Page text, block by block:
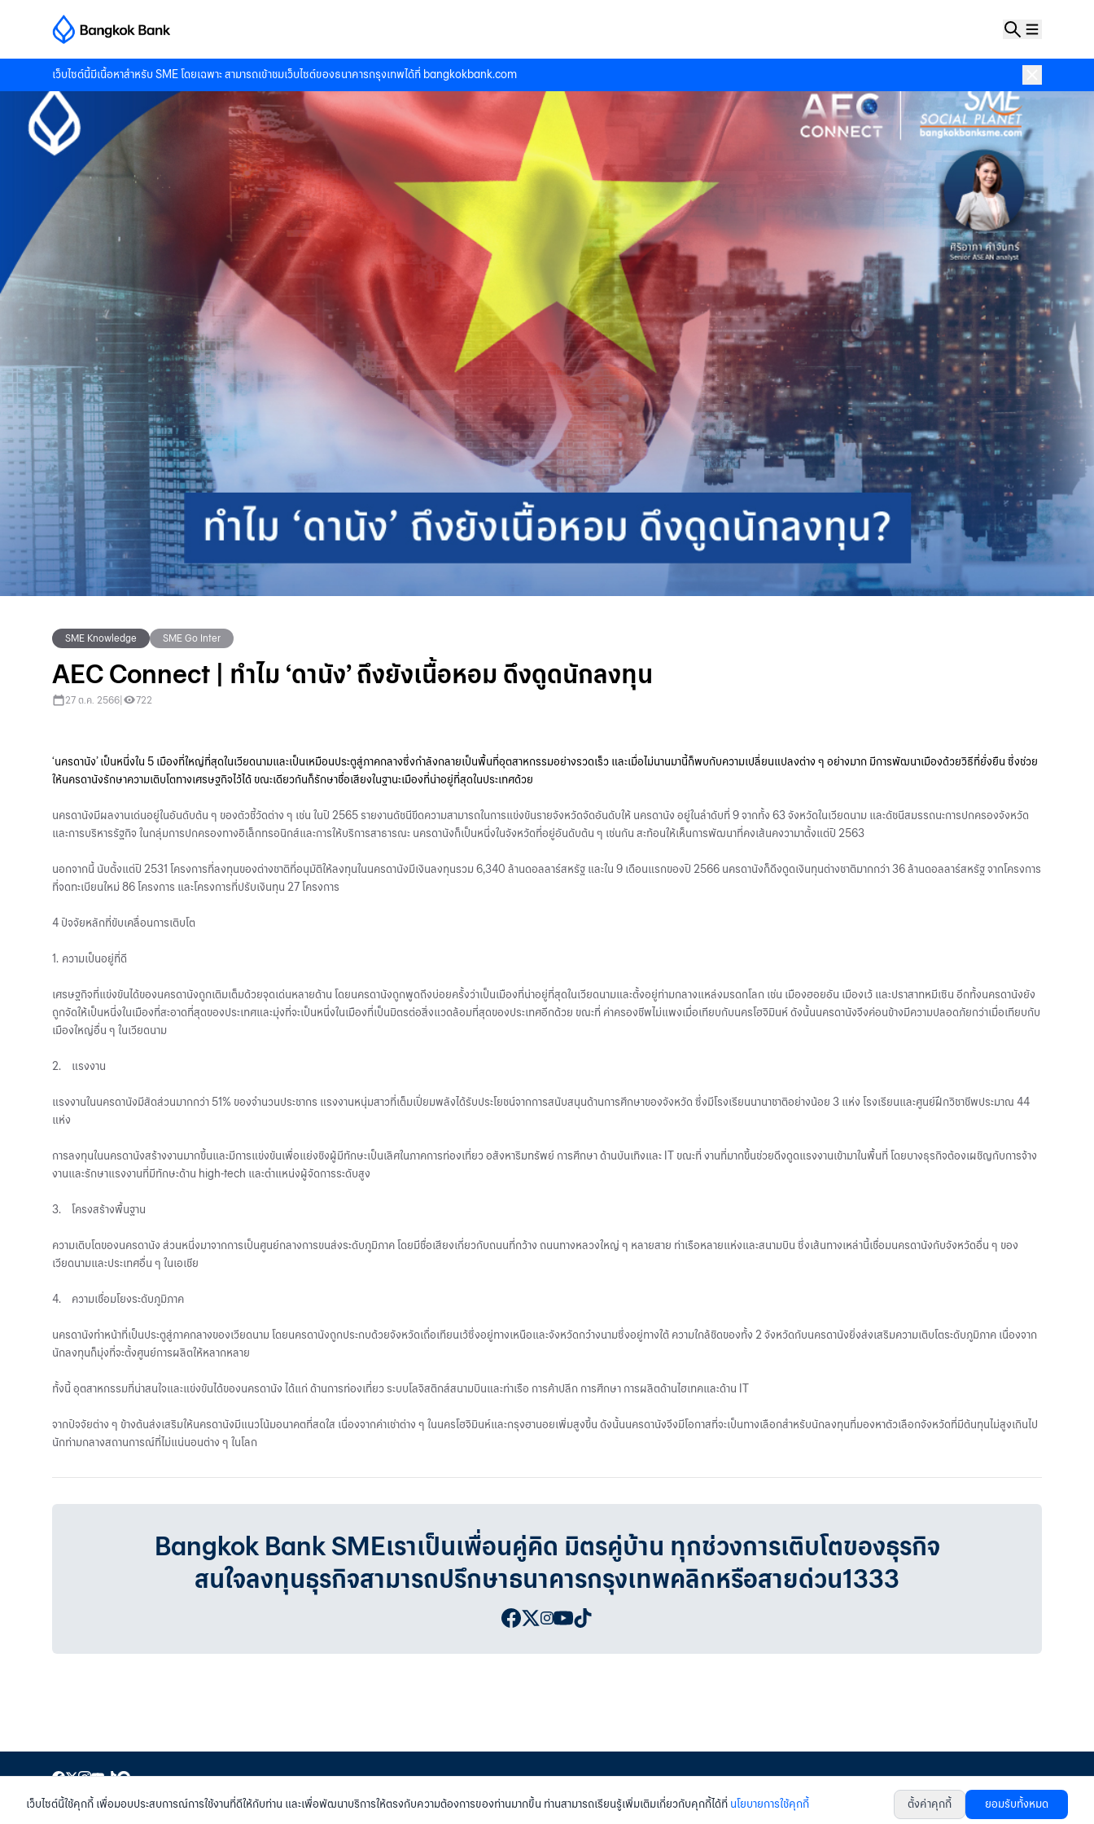
เว็บไซต์นี้มีเนื้อหาสำหรับ SME โดยเฉพาะ สามารถเข้าชมเว็บไซต์ของธนาคารกรุงเทพได้ที่ bangkokbank.com
SME Knowledge SME Go Inter
AEC Connect | ทำไม ‘ดานัง’ ถึงยังเนื้อหอม ดึงดูดนักลงทุน
27 ต.ค. 2566 722
‘นครดานัง’ เป็นหนึ่งใน 5 เมืองที่ใหญ่ที่สุดในเวียดนามและเป็นเหมือนประตูสู่ภาคกลางซึ่งกำลังกลายเป็นพื้นที่อุตสาหกรรมอย่างรวดเร็ว และเมื่อไม่นานมานี้ก็พบกับความเปลี่ยนแปลงต่าง ๆ อย่างมาก มีการพัฒนาเมืองด้วยวิธีที่ยั่งยืน ซึ่งช่วย
ให้นครดานังรักษาความเติบโตทางเศรษฐกิจไว้ได้ ขณะเดียวกันก็รักษาชื่อเสียงในฐานะเมืองที่น่าอยู่ที่สุดในประเทศด้วย
นครดานังมีผลงานเด่นอยู่ในอันดับต้น ๆ ของตัวชี้วัดต่าง ๆ เช่น ในปี 2565 รายงานดัชนีขีดความสามารถในการแข่งขันรายจังหวัดจัดอันดับให้ นครดานัง อยู่ในลำดับที่ 9 จากทั้ง 63 จังหวัดในเวียดนาม และดัชนีสมรรถนะการปกครองจังหวัด
และการบริหารรัฐกิจ ในกลุ่มการปกครองทางอิเล็กทรอนิกส์และการให้บริการสาธารณะ นครดานังก็เป็นหนึ่งในจังหวัดที่อยู่อันดับต้น ๆ เช่นกัน สะท้อนให้เห็นการพัฒนาที่คงเส้นคงวามาตั้งแต่ปี 2563
นอกจากนี้ นับตั้งแต่ปี 2531 โครงการที่ลงทุนของต่างชาติที่อนุมัติให้ลงทุนในนครดานังมีเงินลงทุนรวม 6,340 ล้านดอลลาร์สหรัฐ และใน 9 เดือนแรกของปี 2566 นครดานังก็ดึงดูดเงินทุนต่างชาติมากกว่า 36 ล้านดอลลาร์สหรัฐ จากโครงการ
ที่จดทะเบียนใหม่ 86 โครงการ และโครงการที่ปรับเงินทุน 27 โครงการ
4 ปัจจัยหลักที่ขับเคลื่อนการเติบโต
1. ความเป็นอยู่ที่ดี
เศรษฐกิจที่แข่งขันได้ของนครดานังถูกเติมเต็มด้วยจุดเด่นหลายด้าน โดยนครดานังถูกพูดถึงบ่อยครั้งว่าเป็นเมืองที่น่าอยู่ที่สุดในเวียดนามและตั้งอยู่ท่ามกลางแหล่งมรดกโลก เช่น เมืองฮอยอัน เมืองเว้ และปราสาทหมีเซิน อีกทั้งนครดานังยัง
ถูกจัดให้เป็นหนึ่งในเมืองที่สะอาดที่สุดของประเทศและมุ่งที่จะเป็นหนึ่งในเมืองที่เป็นมิตรต่อสิ่งแวดล้อมที่สุดของประเทศอีกด้วย ขณะที่ ค่าครองชีพไม่แพงเมื่อเทียบกับนครโฮจิมินห์ ดังนั้นนครดานังจึงค่อนข้างมีความปลอดภัยกว่าเมื่อเทียบกับ
เมืองใหญ่อื่น ๆ ในเวียดนาม
2. แรงงาน
แรงงานในนครดานังมีสัดส่วนมากกว่า 51% ของจำนวนประชากร แรงงานหนุ่มสาวที่เต็มเปี่ยมพลังได้รับประโยชน์จากการสนับสนุนด้านการศึกษาของจังหวัด ซึ่งมีโรงเรียนนานาชาติอย่างน้อย 3 แห่ง โรงเรียนและศูนย์ฝึกวิชาชีพประมาณ 44
แห่ง
การลงทุนในนครดานังสร้างงานมากขึ้นและมีการแข่งขันเพื่อแย่งชิงผู้มีทักษะเป็นเลิศในภาคการท่องเที่ยว อสังหาริมทรัพย์ การศึกษา ด้านบันเทิงและ IT ขณะที่ งานที่มากขึ้นช่วยดึงดูดแรงงานเข้ามาในพื้นที่ โดยบางธุรกิจต้องเผชิญกับการจ้าง
งานและรักษาแรงงานที่มีทักษะด้าน high-tech และตำแหน่งผู้จัดการระดับสูง
3. โครงสร้างพื้นฐาน
ความเติบโตของนครดานัง ส่วนหนึ่งมาจากการเป็นศูนย์กลางการขนส่งระดับภูมิภาค โดยมีชื่อเสียงเกี่ยวกับถนนที่กว้าง ถนนทางหลวงใหญ่ ๆ หลายสาย ท่าเรือหลายแห่งและสนามบิน ซึ่งเส้นทางเหล่านี้เชื่อมนครดานังกับจังหวัดอื่น ๆ ของ
เวียดนามและประเทศอื่น ๆ ในเอเชีย
4. ความเชื่อมโยงระดับภูมิภาค
นครดานังทำหน้าที่เป็นประตูสู่ภาคกลางของเวียดนาม โดยนครดานังถูกประกบด้วยจังหวัดเถื่อเทียนเว้ซึ่งอยู่ทางเหนือและจังหวัดกว๋างนามซึ่งอยู่ทางใต้ ความใกล้ชิดของทั้ง 2 จังหวัดกับนครดานังยิ่งส่งเสริมความเติบโตระดับภูมิภาค เนื่องจาก
นักลงทุนก็มุ่งที่จะตั้งศูนย์การผลิตให้หลากหลาย
ทั้งนี้ อุตสาหกรรมที่น่าสนใจและแข่งขันได้ของนครดานัง ได้แก่ ด้านการท่องเที่ยว ระบบโลจิสติกส์สนามบินและท่าเรือ การค้าปลีก การศึกษา การผลิตด้านไฮเทคและด้าน IT
จากปัจจัยต่าง ๆ ข้างต้นส่งเสริมให้นครดานังมีแนวโน้มอนาคตที่สดใส เนื่องจากค่าเช่าต่าง ๆ ในนครโฮจิมินห์และกรุงฮานอยเพิ่มสูงขึ้น ดังนั้นนครดานังจึงมีโอกาสที่จะเป็นทางเลือกสำหรับนักลงทุนที่มองหาตัวเลือกจังหวัดที่มีต้นทุนไม่สูงเกินไป
นักท่ามกลางสถานการณ์ที่ไม่แน่นอนต่าง ๆ ในโลก
Bangkok Bank SMEเราเป็นเพื่อนคู่คิด มิตรคู่บ้าน ทุกช่วงการเติบโตของธุรกิจ
สนใจลงทุนธุรกิจสามารถปรึกษาธนาคารกรุงเทพคลิกหรือสายด่วน1333
สงวนสิทธิ์ พ.ศ.2558 บมจ.ธนาคารกรุงเทพฯ|เข้าสู่เว็บไซต์ธนาคาร |ติดต่อเรา หนังสือแจ้งการคุ้มครองข้อมูลส่วนบุคคล นโยบายการใช้คุกกี้ เงื่อนไขการใช้เว็บไซต์
เว็บไซต์นี้ใช้คุกกี้ เพื่อมอบประสบการณ์การใช้งานที่ดีให้กับท่าน และเพื่อพัฒนาบริการให้ตรงกับความต้องการของท่านมากขึ้น ท่านสามารถเรียนรู้เพิ่มเติมเกี่ยวกับคุกกี้ได้ที่ นโยบายการใช้คุกกี้ ตั้งค่าคุกกี้ ยอมรับทั้งหมด